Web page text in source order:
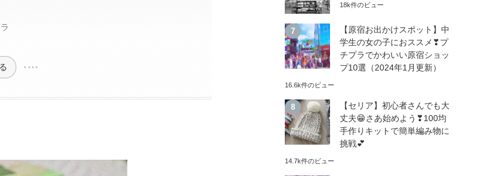
18k件のビュー
【原宿お出かけスポット】中
学生の女の子におススメ❣プ
チプラでかわいい原宿ショッ
プ10選（2024年1月更新）
16.6k件のビュー
【セリア】初心者さんでも大
丈夫😁さあ始めよう❣100均
手作りキットで簡単編み物に
挑戦💕
14.7k件のビュー